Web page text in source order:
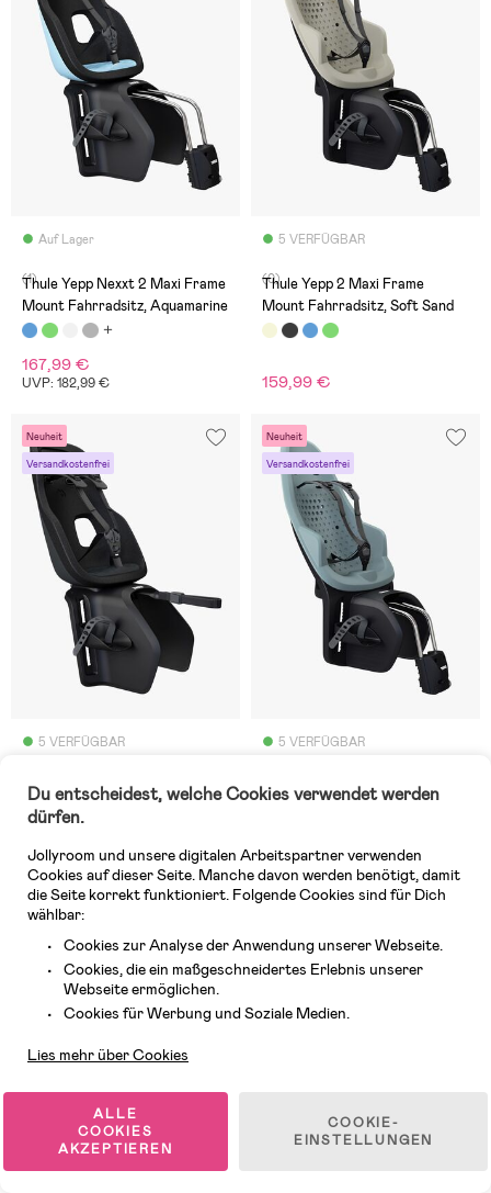
Auf Lager
(1)
Thule Yepp Nexxt 2 Maxi Frame
Mount Fahrradsitz, Aquamarine
167,99 €
UVP: 182,99 €
5 VERFÜGBAR
(0)
Thule Yepp 2 Maxi Frame
Mount Fahrradsitz, Soft Sand
159,99 €
Neuheit
Versandkostenfrei
5 VERFÜGBAR
Thule Yepp Nexxt 2 Maxi Rack
Mount Fahrradsitz, Black
149,99 €
Neuheit
Versandkostenfrei
5 VERFÜGBAR
Thule Yepp 2 Maxi Frame
159,99 €
Versandkostenfrei
Neuheit
Versandkostenfrei
Du entscheidest, welche Cookies verwendet werden
dürfen.
Jollyroom und unsere digitalen Arbeitspartner verwenden
Cookies auf dieser Seite. Manche davon werden benötigt, damit
die Seite korrekt funktioniert. Folgende Cookies sind für Dich
wählbar:
Cookies zur Analyse der Anwendung unserer Webseite.
Cookies, die ein maßgeschneidertes Erlebnis unserer
Webseite ermöglichen.
Cookies für Werbung und Soziale Medien.
Lies mehr über Cookies
ALLE
COOKIES
AKZEPTIEREN
COOKIE-
EINSTELLUNGEN